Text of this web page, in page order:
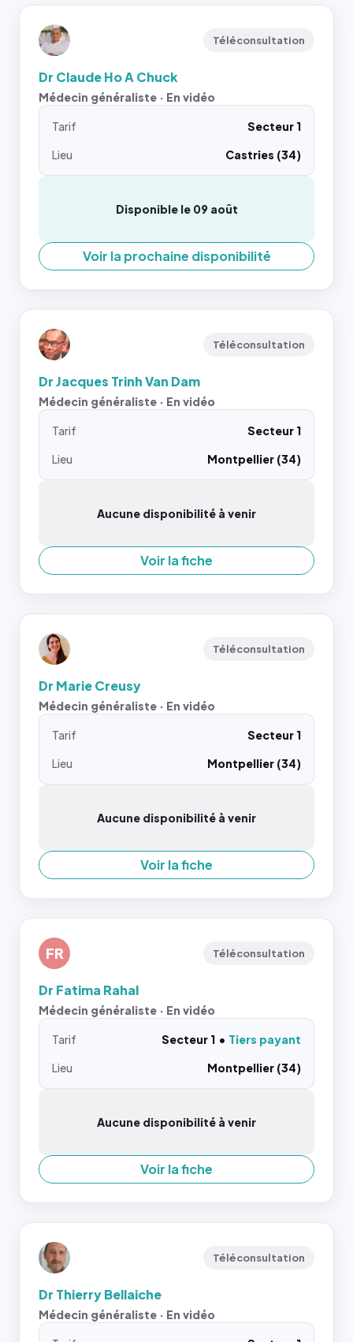
Téléconsultation
Dr Claude Ho A Chuck
Médecin généraliste · En vidéo
Tarif
Secteur 1
Lieu
Castries (34)
Disponible le 09 août
Voir la prochaine disponibilité
Téléconsultation
Dr Jacques Trinh Van Dam
Médecin généraliste · En vidéo
Tarif
Secteur 1
Lieu
Montpellier (34)
Aucune disponibilité à venir
Voir la fiche
Téléconsultation
Dr Marie Creusy
Médecin généraliste · En vidéo
Tarif
Secteur 1
Lieu
Montpellier (34)
Aucune disponibilité à venir
Voir la fiche
FR Téléconsultation
Dr Fatima Rahal
Médecin généraliste · En vidéo
Tarif Secteur 1
Tiers payant
Lieu
Montpellier (34)
Aucune disponibilité à venir
Voir la fiche
Téléconsultation
Dr Thierry Bellaiche
Médecin généraliste · En vidéo